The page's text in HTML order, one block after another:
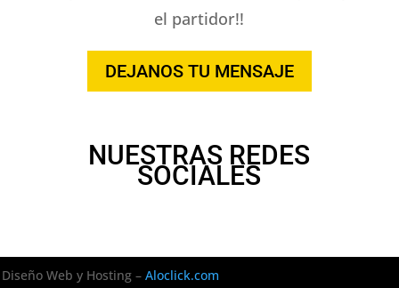
el partidor!!
DEJANOS TU MENSAJE
NUESTRAS REDES
SOCIALES
Diseño Web y Hosting –Aloclick.com